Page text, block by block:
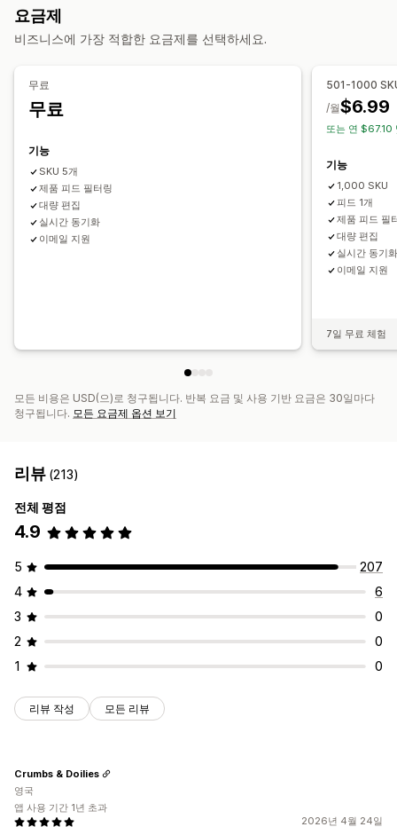
주문 관리
재고 동기화
사용자 지정 규칙
사용자 지정 규칙
이형 상품 동기화
컬렉션 타게팅
제품 동기화
오류 확인
헤드리스
요금제
비즈니스에 가장 적합한 요금제를 선택하세요.
무료
무료
기능
SKU 5개
제품 피드 필터링
대량 편집
실시간 동기화
이메일 지원
501-1000
$6.99
/월
또는 연 $67.10
기능
1,000 SKU
피드 1개
제품 피드 필
대량 편집
실시간 동기
이메일 지원
7일 무료 체험
모든 비용은 USD(으)로 청구됩니다. 반복 요금 및 사용 기반 요금은 30일마다
청구됩니다. 모든 요금제 옵션 보기
리뷰 (213)
전체 평점
4.9
5
207
4
6
3
0
2
0
1
0
리뷰 작성 모든 리뷰
2026년 4월 24일
Crumbs & Doilies
영국
앱 사용 기간 1년 초과